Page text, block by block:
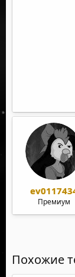
Премиум
Похожие